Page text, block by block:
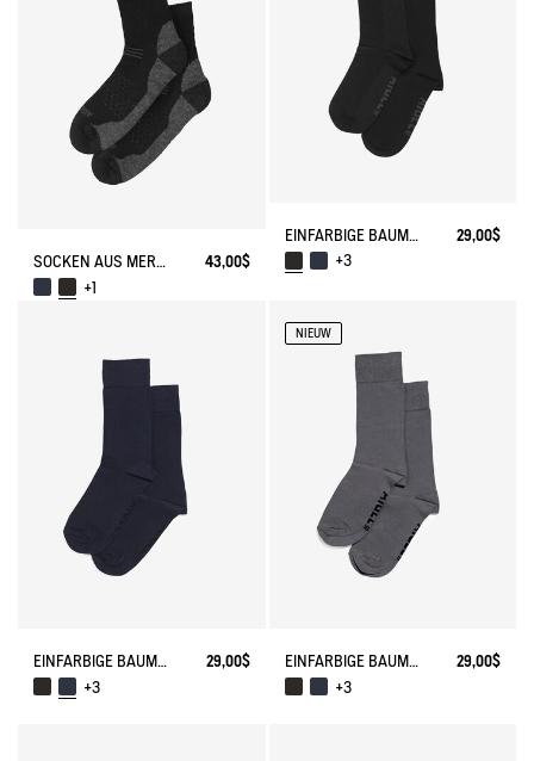
SOCKEN AUS MERINOWOLLE MADE IN FRANCE
43,00$
+1
EINFARBIGE BAUMWOLLSOCKEN MADE IN FRANCE
29,00$
+3
EINFARBIGE BAUMWOLLSOCKEN MADE IN FRANCE
29,00$
+3
NIEUW
EINFARBIGE BAUMWOLLSOCKEN MADE IN FRANCE
29,00$
+3